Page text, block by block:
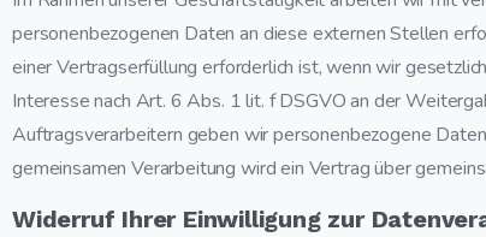
personenbezogenen Daten an diese externen Stellen
einer Vertragserfüllung erforderlich ist, wenn wir
Interesse nach Art. 6 Abs. 1 lit. f DSGVO an der
Auftragsverarbeitern geben wir personenbezogene
gemeinsamen Verarbeitung wird ein Vertrag über
Widerruf Ihrer Einwilligung zur